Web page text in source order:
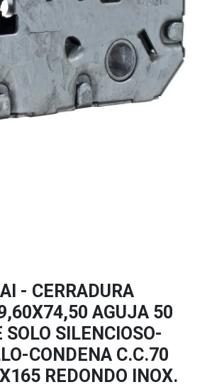
- CERRADURA
AGUJA 50
SILENCIOSO-
CONDENA C.C.70
REDONDO INOX.